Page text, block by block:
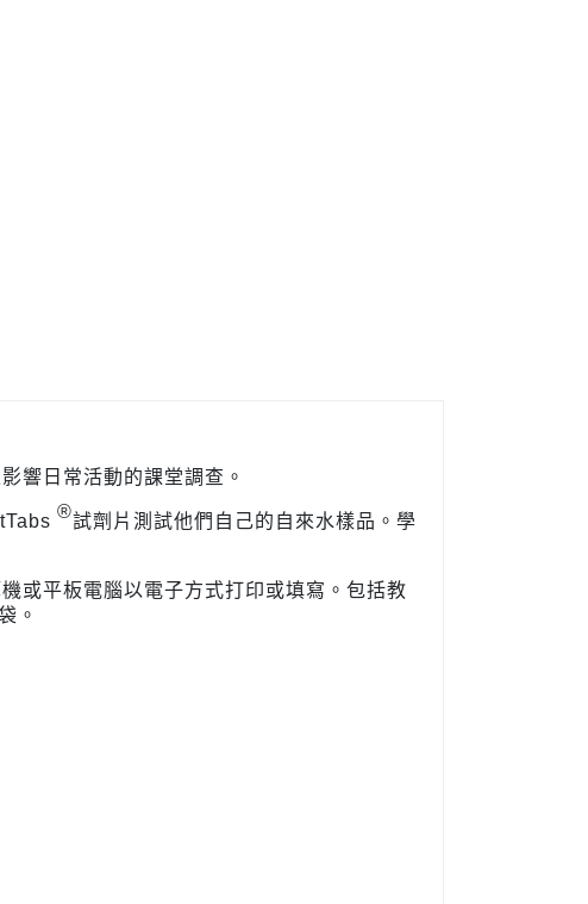
響日常活動的課堂調查。
®試劑片測試他們自己的自來水樣品。 學
或平板電腦以電子方式打印或填寫。 包括教
。